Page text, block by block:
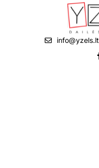
info@yzels.lt